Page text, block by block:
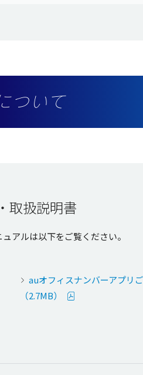
ついて
取扱説明書
ュアルは以下をご覧ください。
auオフィスナンバーアプリ
（2.7MB）